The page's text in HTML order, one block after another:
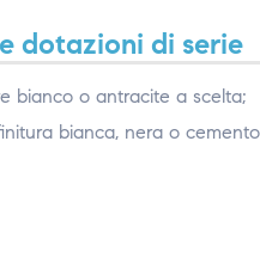
dotazioni di serie
bianco o antracite a scelta;
bianca, nera o